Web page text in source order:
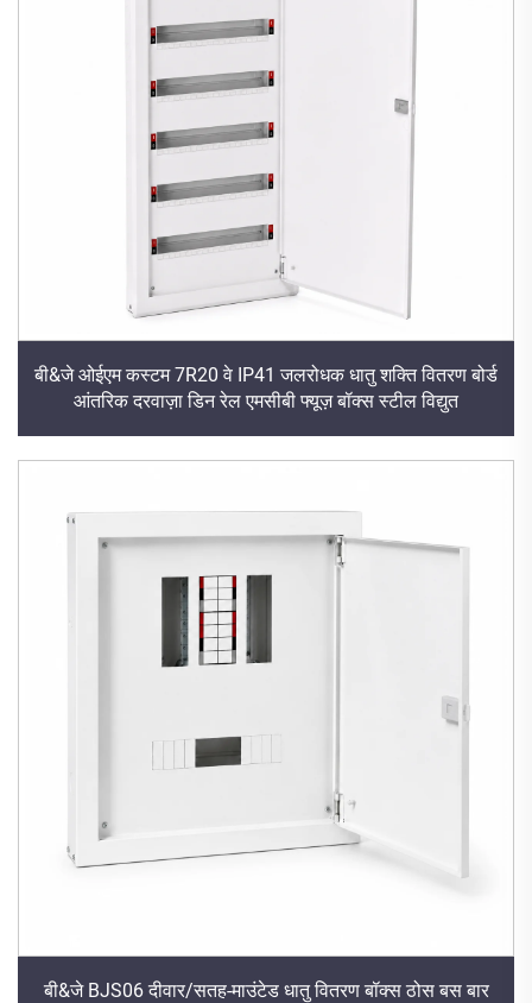
बी&जे ओईएम कस्टम 7R20 वे IP41 जलरोधक धातु शक्ति वितरण बोर्ड
आंतरिक दरवाज़ा डिन रेल एमसीबी फ्यूज़ बॉक्स स्टील विद्युत
बी&जे BJS06 दीवार/सतह-माउंटेड धातु वितरण बॉक्स ठोस बस बार